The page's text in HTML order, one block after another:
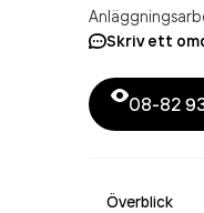
Skriv ett
08-82
Överblick